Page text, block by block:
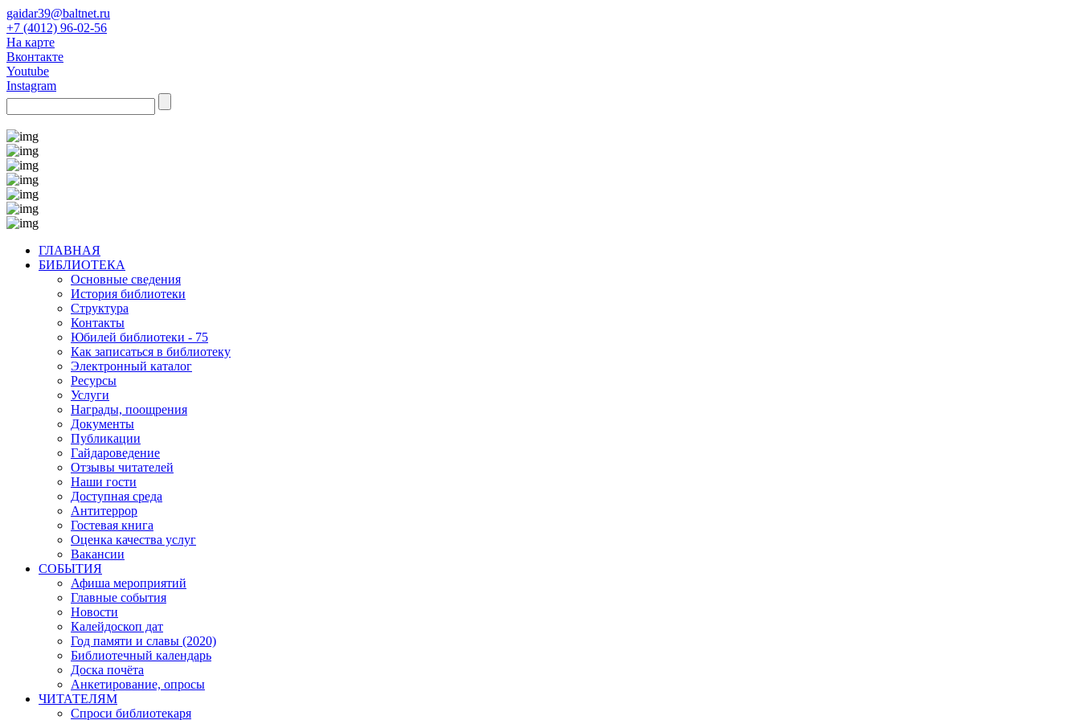
gaidar39@baltnet.ru
+7 (4012) 96-02-56
На карте
Вконтакте
Youtube
Instagram
ГЛАВНАЯ
БИБЛИОТЕКА
Основные сведения
История библиотеки
Структура
Контакты
Юбилей библиотеки - 75
Как записаться в библиотеку
Электронный каталог
Ресурсы
Услуги
Награды, поощрения
Документы
Публикации
Гайдароведение
Отзывы читателей
Наши гости
Доступная среда
Антитеррор
Гостевая книга
Оценка качества услуг
Вакансии
СОБЫТИЯ
Афиша мероприятий
Главные события
Новости
Калейдоскоп дат
Год памяти и славы (2020)
Библиотечный календарь
Доска почёта
Анкетирование, опросы
ЧИТАТЕЛЯМ
Спроси библиотекаря